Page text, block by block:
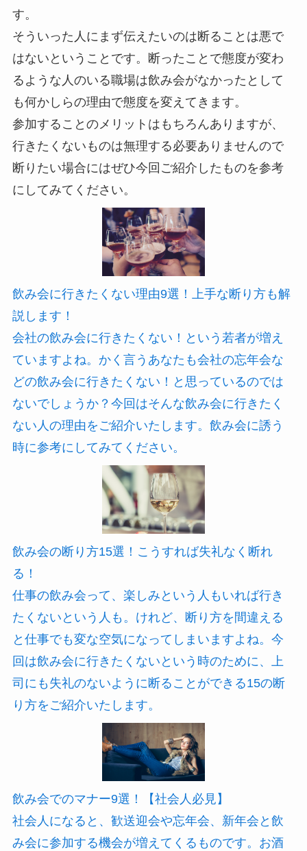
す。
そういった人にまず伝えたいのは断ることは悪で
はないということです。断ったことで態度が変わ
るような人のいる職場は飲み会がなかったとして
も何かしらの理由で態度を変えてきます。
参加することのメリットはもちろんありますが、
行きたくないものは無理する必要ありませんので
断りたい場合にはぜひ今回ご紹介したものを参考
にしてみてください。
飲み会に行きたくない理由9選！上手な断り方も解
説します！
会社の飲み会に行きたくない！という若者が増え
ていますよね。かく言うあなたも会社の忘年会な
どの飲み会に行きたくない！と思っているのでは
ないでしょうか？今回はそんな飲み会に行きたく
ない人の理由をご紹介いたします。飲み会に誘う
時に参考にしてみてください。
飲み会の断り方15選！こうすれば失礼なく断れ
る！
仕事の飲み会って、楽しみという人もいれば行き
たくないという人も。けれど、断り方を間違える
と仕事でも変な空気になってしまいますよね。今
回は飲み会に行きたくないという時のために、上
司にも失礼のないように断ることができる15の断
り方をご紹介いたします。
飲み会でのマナー9選！【社会人必見】
社会人になると、歓送迎会や忘年会、新年会と飲
み会に参加する機会が増えてくるものです。お酒